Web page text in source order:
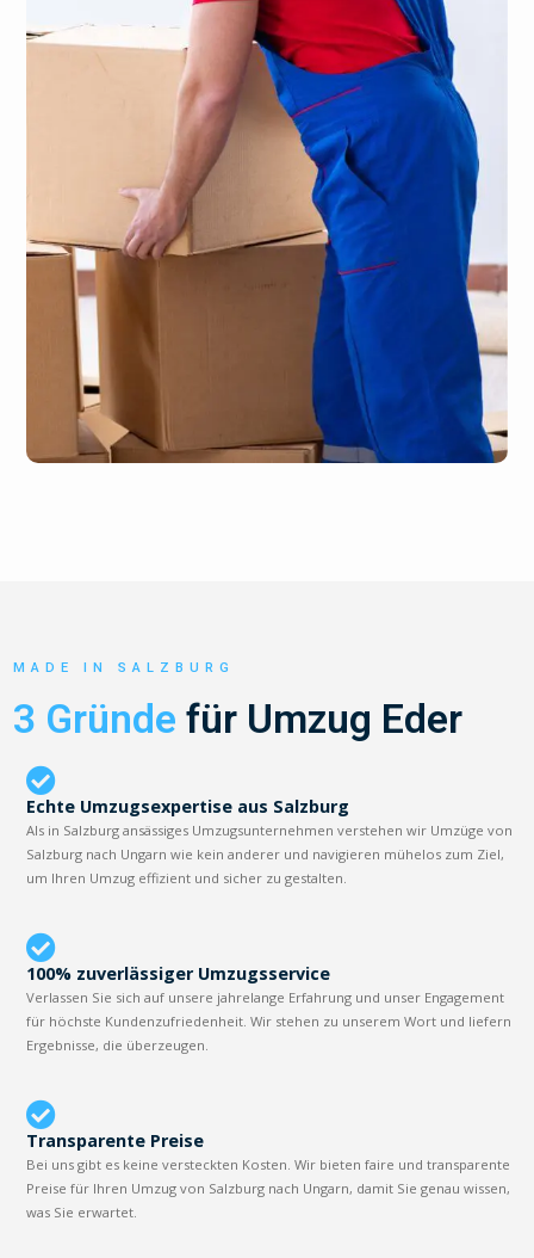
MADE IN SALZBURG
3 Gründe für Umzug Eder
Echte Umzugsexpertise aus Salzburg
Als in Salzburg ansässiges Umzugsunternehmen verstehen wir Umzüge von
Salzburg nach Ungarn wie kein anderer und navigieren mühelos zum Ziel,
um Ihren Umzug effizient und sicher zu gestalten.
100% zuverlässiger Umzugsservice
Verlassen Sie sich auf unsere jahrelange Erfahrung und unser Engagement
für höchste Kundenzufriedenheit. Wir stehen zu unserem Wort und liefern
Ergebnisse, die überzeugen.
Transparente Preise
Bei uns gibt es keine versteckten Kosten. Wir bieten faire und transparente
Preise für Ihren Umzug von Salzburg nach Ungarn, damit Sie genau wissen,
was Sie erwartet.